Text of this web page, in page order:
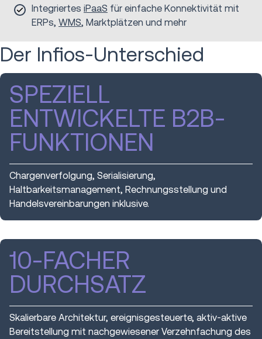
Integriertes iPaaS für einfache Konnektivität mit
ERPs, WMS, Marktplätzen und mehr
Der Infios-Unterschied
SPEZIELL
ENTWICKELTE B2B-
FUNKTIONEN
Chargenverfolgung, Serialisierung,
Haltbarkeitsmanagement, Rechnungsstellung und
Handelsvereinbarungen inklusive.
10-FACHER
DURCHSATZ
Skalierbare Architektur, ereignisgesteuerte, aktiv-aktive
Bereitstellung mit nachgewiesener Verzehnfachung des